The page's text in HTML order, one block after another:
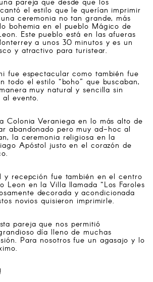
el estilo que le querían imprimir
ceremonia no tan grande, más
bohemia en el pueblo Mágico de
Este pueblo está en las afueras
a unos 30 minutos y es un
y atractivo para turistear.
fue espectacular como también fue
todo el estilo “boho” que buscaban,
muy natural y sencilla sin
evento.
Colonia Veraniega en lo más alto de
abandonado pero muy ad-hoc al
la ceremonia religiosa en la
Apóstol justo en el corazón de
y recepción fue también en el centro
Leon en la Villa llamada “Los Faroles
decorada y acondicionada
novios quisieron imprimirle.
pareja que nos permitió
día lleno de muchas
Para nosotros fue un agasajo y lo